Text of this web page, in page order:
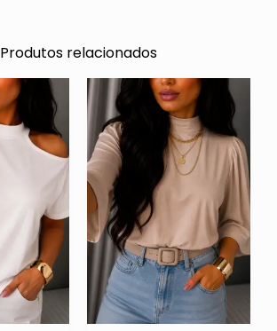
Produtos relacionados